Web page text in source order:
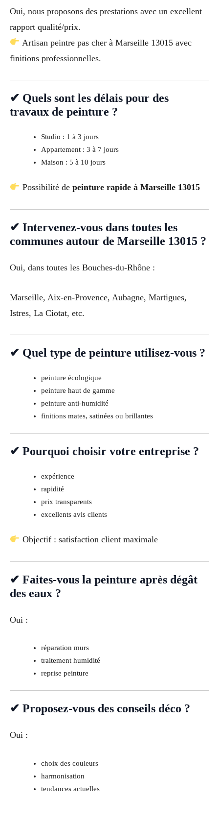
Oui, nous proposons des prestations avec un excellent
rapport qualité/prix.
Artisan peintre pas cher à Marseille 13015 avec
finitions professionnelles.
✔ Quels sont les délais pour des
travaux de peinture ?
Studio : 1 à 3 jours
Appartement : 3 à 7 jours
Maison : 5 à 10 jours
Possibilité de peinture rapide à Marseille 13015
✔ Intervenez-vous dans toutes les
communes autour de Marseille 13015 ?
Oui, dans toutes les Bouches-du-Rhône :
Marseille, Aix-en-Provence, Aubagne, Martigues,
Istres, La Ciotat, etc.
✔ Quel type de peinture utilisez-vous ?
peinture écologique
peinture haut de gamme
peinture anti-humidité
finitions mates, satinées ou brillantes
✔ Pourquoi choisir votre entreprise ?
expérience
rapidité
prix transparents
excellents avis clients
Objectif : satisfaction client maximale
✔ Faites-vous la peinture après dégât
des eaux ?
Oui :
réparation murs
traitement humidité
reprise peinture
✔ Proposez-vous des conseils déco ?
Oui :
choix des couleurs
harmonisation
tendances actuelles